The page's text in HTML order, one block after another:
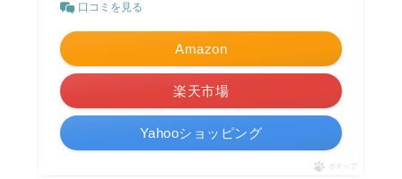
口コミを見る
Amazon
楽天市場
Yahooショッピング
ポチップ